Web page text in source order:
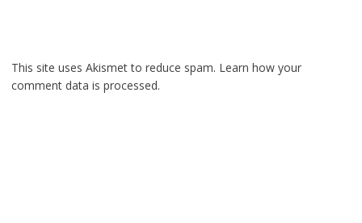
This site uses Akismet to reduce spam. Learn how your
comment data is processed.